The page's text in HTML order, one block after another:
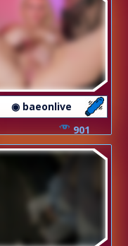
◉ baeonlive
901